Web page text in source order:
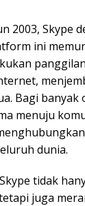
2003, Skype
ini
Bagi banyak
menuju
dunia.
tidak
juga